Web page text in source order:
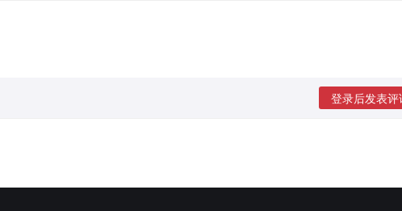
登录后发表评